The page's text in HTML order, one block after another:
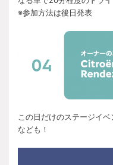
※参加方法は後日発表
この日だけのステージイ
なども！